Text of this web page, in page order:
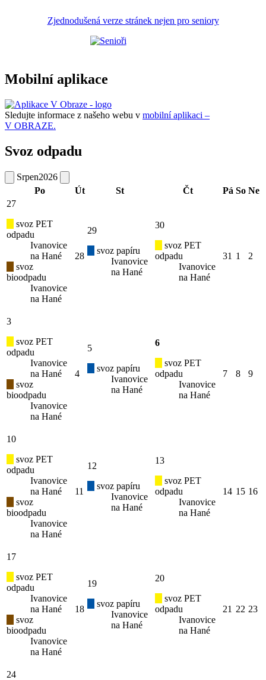
Zjednodušená verze stránek nejen pro seniory
Mobilní aplikace
Sledujte informace z našeho webu v mobilní aplikaci –
V OBRAZE.
Svoz odpadu
Srpen2026
Po
Út St Čt Pá So Ne
27
svoz PET
odpadu
Ivanovice
na Hané
svoz
bioodpadu
Ivanovice
na Hané
28
29
svoz papíru
Ivanovice
na Hané
30
svoz PET
odpadu
Ivanovice
na Hané
31 1 2
3
svoz PET
odpadu
Ivanovice
na Hané
svoz
bioodpadu
Ivanovice
na Hané
4
5
svoz papíru
Ivanovice
na Hané
6
svoz PET
odpadu
Ivanovice
na Hané
7 8 9
10
svoz PET
odpadu
Ivanovice
na Hané
svoz
bioodpadu
Ivanovice
na Hané
11
12
svoz papíru
Ivanovice
na Hané
13
svoz PET
odpadu
Ivanovice
na Hané
14 15 16
17
svoz PET
odpadu
Ivanovice
na Hané
svoz
bioodpadu
Ivanovice
na Hané
18
19
svoz papíru
Ivanovice
na Hané
20
svoz PET
odpadu
Ivanovice
na Hané
21 22 23
24